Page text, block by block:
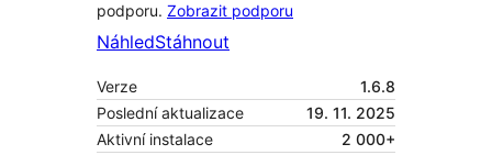
podporu. Zobrazit podporu
NáhledStáhnout
Verze
1.6.8
Poslední aktualizace
19. 11. 2025
Aktivní instalace
2 000+